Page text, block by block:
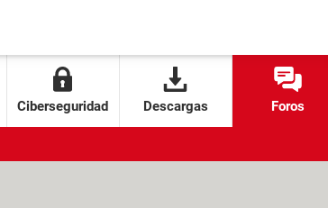
Ciberseguridad Descargas Foros